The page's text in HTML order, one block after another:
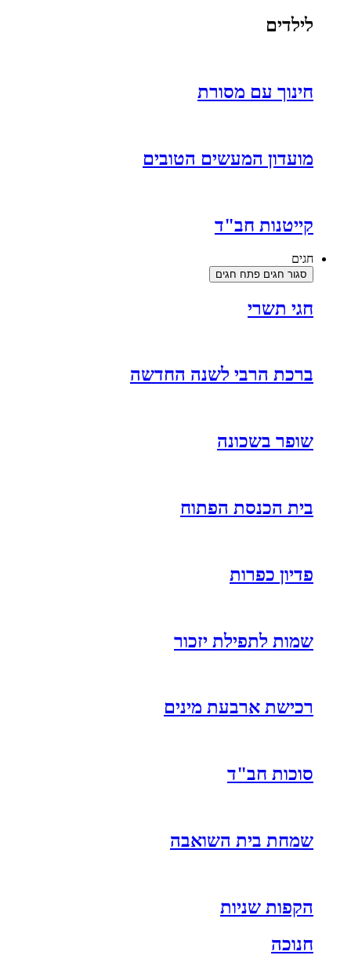
לילדים
חינוך עם מסורת
מועדון המעשים הטובים
קייטנות חב"ד
חגים
סגור חגים פתח חגים
חגי תשרי
ברכת הרבי לשנה החדשה
שופר בשכונה
בית הכנסת הפתוח
פדיון כפרות
שמות לתפילת יזכור
רכישת ארבעת מינים
סוכות חב"ד
שמחת בית השואבה
הקפות שניות
חנוכה